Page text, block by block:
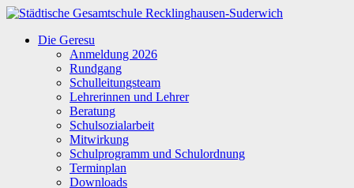
Zum
springen
Städtische
Gesamtschule
Recklinghausen-
Suderwich
Die Geresu
Anmeldung 2026
Rundgang
Schulleitungsteam
Lehrerinnen und Lehrer
Beratung
Schulsozialarbeit
Mitwirkung
Schulprogramm und Schulordnung
Terminplan
Downloads